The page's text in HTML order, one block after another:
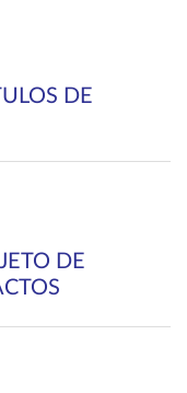
DE
DE